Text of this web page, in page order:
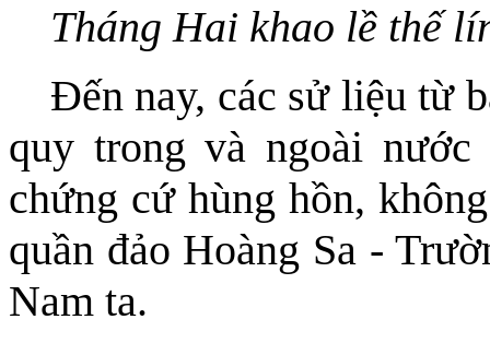
Tháng Hai khao lề thế
Đến nay, các sử liệu từ
quy trong và ngoài
chứng cứ hùng hồn,
quần đảo Hoàng Sa -
Nam ta.